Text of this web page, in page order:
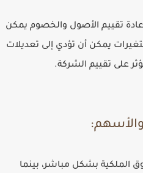
تقييم الأصول والخصوم يمكن
يمكن أن تؤدي إلى تعديلات
على تقييم الشركة.
الملكية بشكل مباشر، بينما